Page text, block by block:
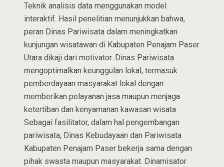
Teknik analisis data menggunakan model
interaktif. Hasil penelitian menunjukkan bahwa,
peran Dinas Pariwisata dalam meningkatkan
kunjungan wisatawan di Kabupaten Penajam Paser
Utara dikaji dari motivator. Dinas Pariwisata
mengoptimalkan keunggulan lokal, termasuk
pemberdayaan masyarakat lokal dengan
memberikan pelayanan jasa maupun menjaga
ketertiban dan kenyamanan kawasan wisata.
Sebagai fasilitator, dalam hal pengembangan
pariwisata, Dinas Kebudayaan dan Pariwisata
Kabupaten Penajam Paser bekerja sama dengan
pihak swasta maupun masyarakat. Dinamisator